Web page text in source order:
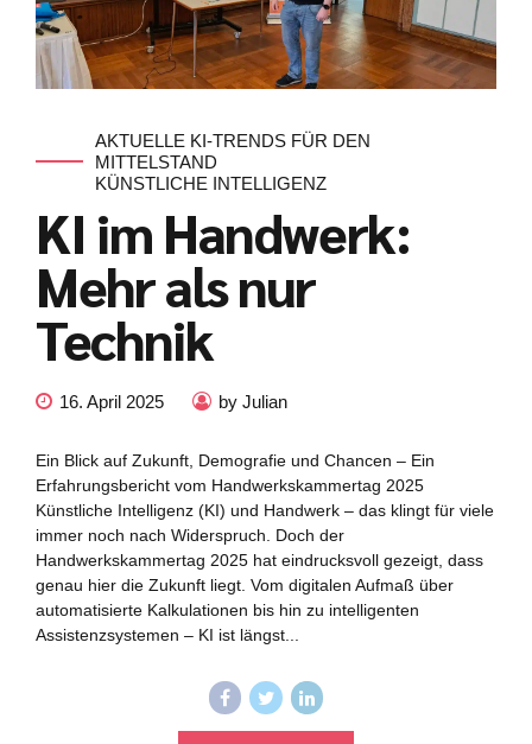
AKTUELLE KI-TRENDS FÜR DEN
MITTELSTAND
KÜNSTLICHE INTELLIGENZ
KI im Handwerk:
Mehr als nur
Technik
16. April 2025 by Julian
Ein Blick auf Zukunft, Demografie und Chancen – Ein
Erfahrungsbericht vom Handwerkskammertag 2025
Künstliche Intelligenz (KI) und Handwerk – das klingt für viele
immer noch nach Widerspruch. Doch der
Handwerkskammertag 2025 hat eindrucksvoll gezeigt, dass
genau hier die Zukunft liegt. Vom digitalen Aufmaß über
automatisierte Kalkulationen bis hin zu intelligenten
Assistenzsystemen – KI ist längst...